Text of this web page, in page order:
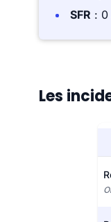
SFR : 0
Les